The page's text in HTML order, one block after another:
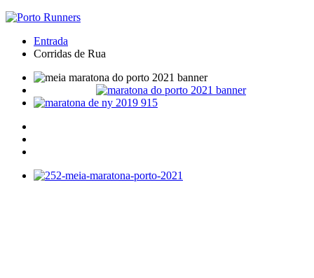
Entrada
Corridas de Rua